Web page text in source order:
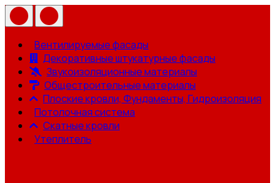
Вентилируемые фасады
Декоративные штукатурные фасады
Звукоизоляционные материалы
Общестроительные материалы
Плоские кровли, Фундаменты, Гидроизоляция
Потолочная система
Скатные кровли
Утеплитель